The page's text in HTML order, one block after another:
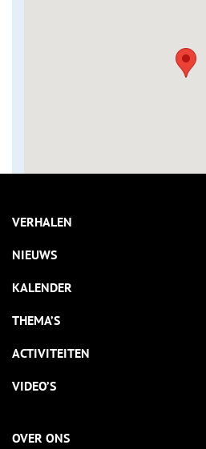
VERHALEN
NIEUWS
KALENDER
THEMA’S
ACTIVITEITEN
VIDEO’S
OVER ONS